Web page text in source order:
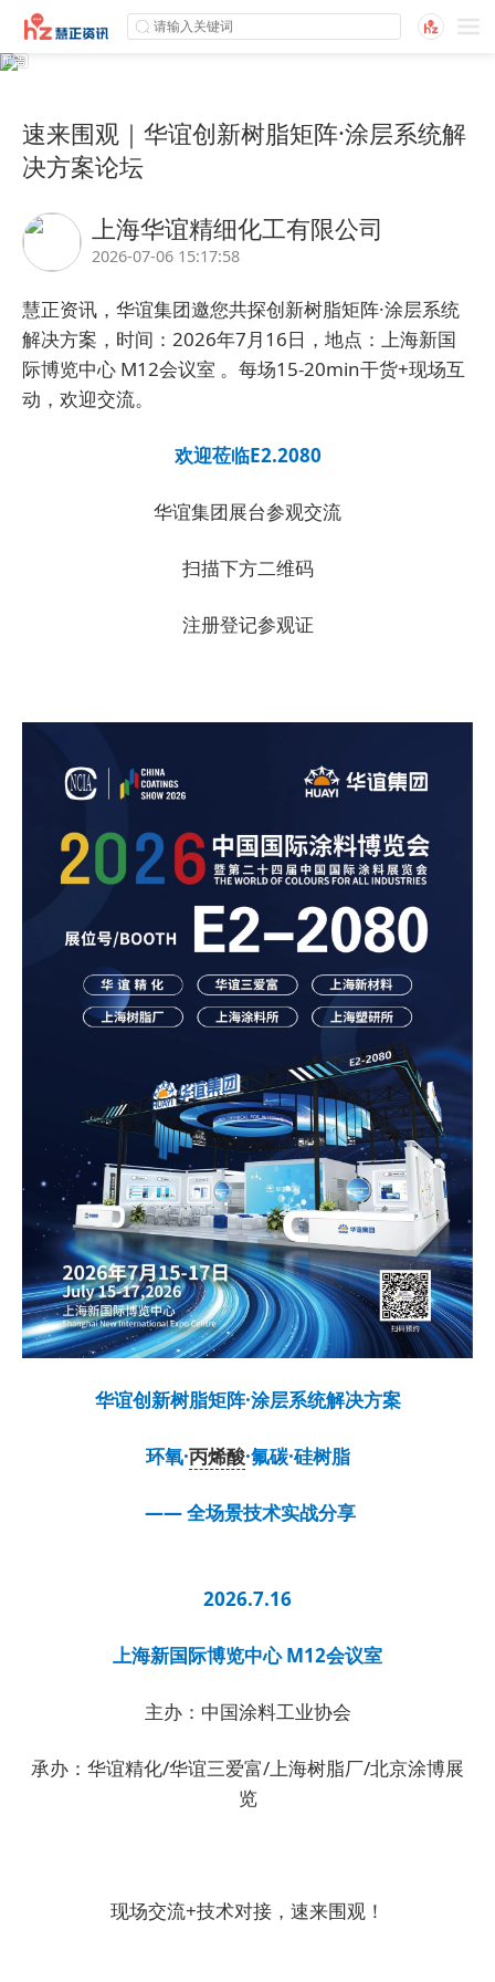
速来围观｜华谊创新树脂矩阵·涂层系统解
决方案论坛
上海华谊精细化工有限公司
2026-07-06 15:17:58
慧正资讯， 华谊集团邀您共探创新树脂矩阵·涂层系统
解决方案，时间：2026年7月16日，地点：上海新国
际博览中心 M12会议室 。每场15-20min干货+现场互
动，欢迎交流。
欢迎莅临E2.2080
华谊集团展台参观交流
扫描下方二维码
注册登记参观证
华谊创新树脂矩阵·涂层系统解决方案
环氧·丙烯酸·氟碳·硅树脂
—— 全场景技术实战分享
2026.7.16
上海新国际博览中心 M12会议室
主办：中国涂料工业协会
承办：华谊精化/华谊三爱富/上海树脂厂/北京涂博展
览
现场交流+技术对接，速来围观！